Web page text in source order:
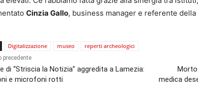
Cinzia Gallo, business manager e referente della
Digitalizzazione museo reperti archeologici
precedente
di “Striscia la Notizia” aggredita a Lamezia:
e microfoni rotti
Morto
medica